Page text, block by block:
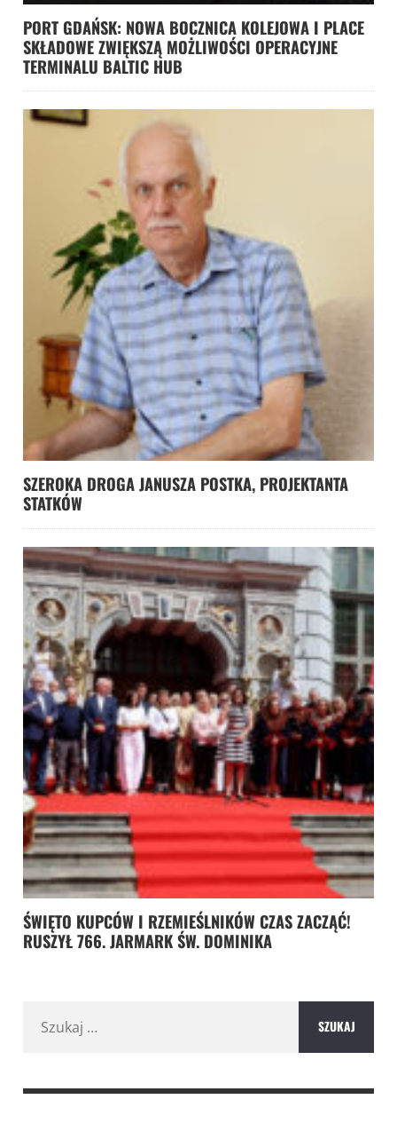
PORT GDAŃSK: NOWA BOCZNICA KOLEJOWA I PLACE
SKŁADOWE ZWIĘKSZĄ MOŻLIWOŚCI OPERACYJNE
TERMINALU BALTIC HUB
SZEROKA DROGA JANUSZA POSTKA, PROJEKTANTA
STATKÓW
ŚWIĘTO KUPCÓW I RZEMIEŚLNIKÓW CZAS ZACZĄĆ!
RUSZYŁ 766. JARMARK ŚW. DOMINIKA